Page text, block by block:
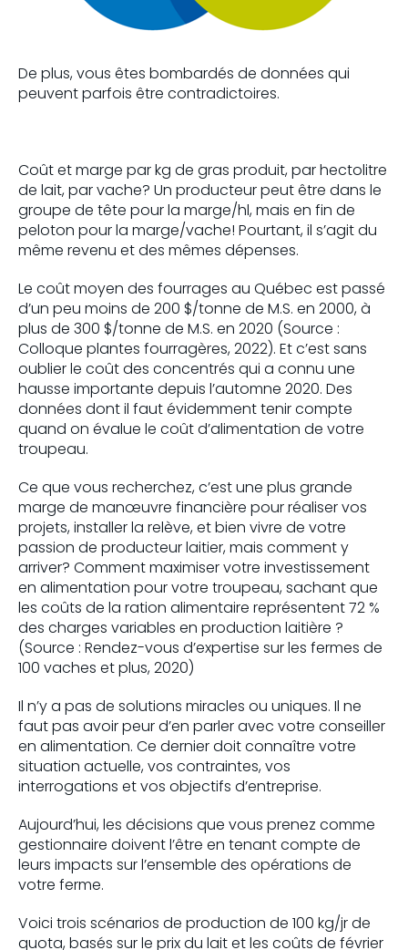
De plus, vous êtes bombardés de données qui
peuvent parfois être contradictoires.
Coût et marge par kg de gras produit, par hectolitre
de lait, par vache? Un producteur peut être dans le
groupe de tête pour la marge/hl, mais en fin de
peloton pour la marge/vache! Pourtant, il s’agit du
même revenu et des mêmes dépenses.
Le coût moyen des fourrages au Québec est passé
d’un peu moins de 200 $/tonne de M.S. en 2000, à
plus de 300 $/tonne de M.S. en 2020 (Source :
Colloque plantes fourragères, 2022). Et c’est sans
oublier le coût des concentrés qui a connu une
hausse importante depuis l’automne 2020. Des
données dont il faut évidemment tenir compte
quand on évalue le coût d’alimentation de votre
troupeau.
Ce que vous recherchez, c’est une plus grande
marge de manœuvre financière pour réaliser vos
projets, installer la relève, et bien vivre de votre
passion de producteur laitier, mais comment y
arriver? Comment maximiser votre investissement
en alimentation pour votre troupeau, sachant que
les coûts de la ration alimentaire représentent 72 %
des charges variables en production laitière ?
(Source : Rendez-vous d’expertise sur les fermes de
100 vaches et plus, 2020)
Il n’y a pas de solutions miracles ou uniques. Il ne
faut pas avoir peur d’en parler avec votre conseiller
en alimentation. Ce dernier doit connaître votre
situation actuelle, vos contraintes, vos
interrogations et vos objectifs d’entreprise.
Aujourd’hui, les décisions que vous prenez comme
gestionnaire doivent l’être en tenant compte de
leurs impacts sur l’ensemble des opérations de
votre ferme.
Voici trois scénarios de production de 100 kg/jr de
quota, basés sur le prix du lait et les coûts de février